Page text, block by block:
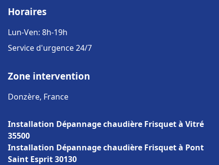
Horaires
Lun-Ven: 8h-19h
Service d'urgence 24/7
Zone intervention
Donzère, France
Installation Dépannage chaudière Frisquet à Vitré
35500
Installation Dépannage chaudière Frisquet à Pont
Saint Esprit 30130